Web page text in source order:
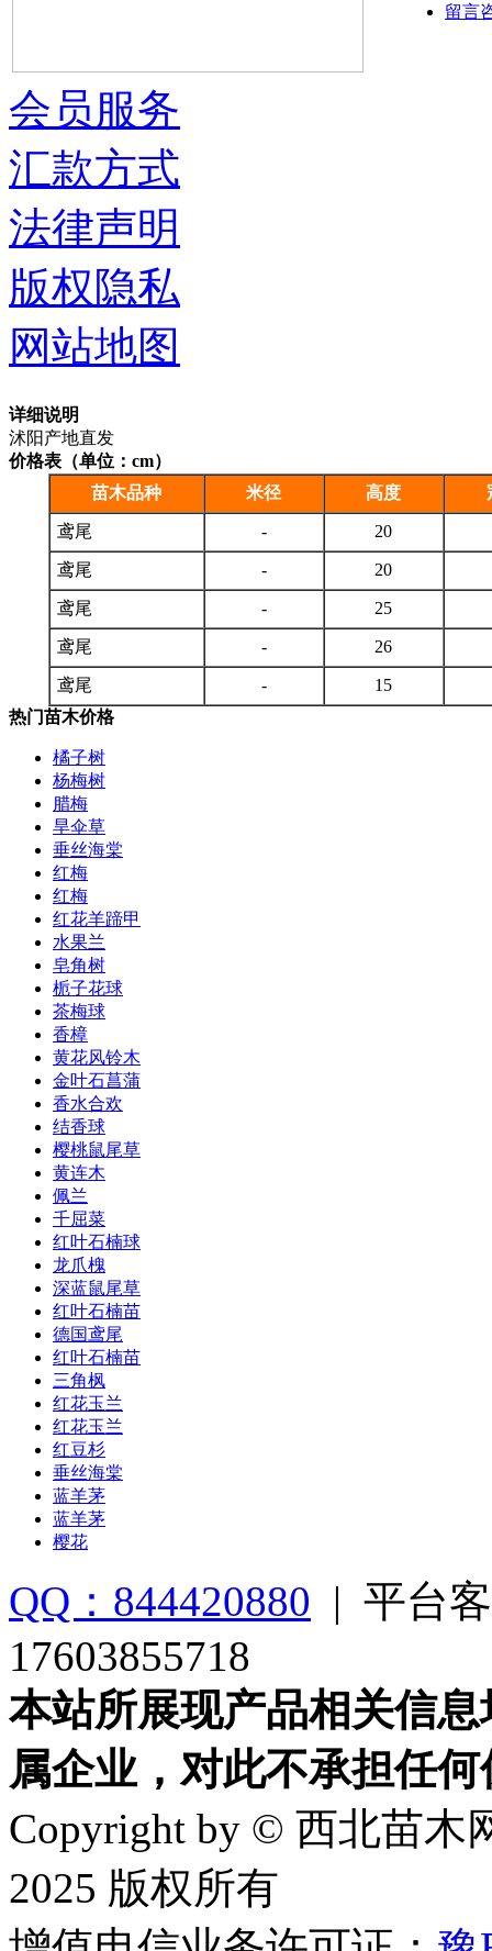
留言
详细说明
沭阳产地直发
价格表（单位：cm）
苗木品种
米径 高度
鸢尾 - 20
鸢尾 - 20
鸢尾 - 25
鸢尾 - 26
鸢尾 -
15
热门苗木价格
橘子树
杨梅树
腊梅
旱伞草
垂丝海棠
红梅
红梅
红花羊蹄甲
水果兰
皂角树
栀子花球
茶梅球
香樟
黄花风铃木
金叶石菖蒲
香水合欢
结香球
樱桃鼠尾草
黄连木
佩兰
千屈菜
红叶石楠球
龙爪槐
深蓝鼠尾草
红叶石楠苗
德国鸢尾
红叶石楠苗
三角枫
红花玉兰
红花玉兰
红豆杉
垂丝海棠
蓝羊茅
蓝羊茅
樱花
会员服务
汇款方式
法律声明
版权隐私
网站地图
QQ：844420880 | 平台
17603855718
本站所展现产品相关信
属企业，对此不承担任
Copyright by © 西北苗木
2025 版权所有